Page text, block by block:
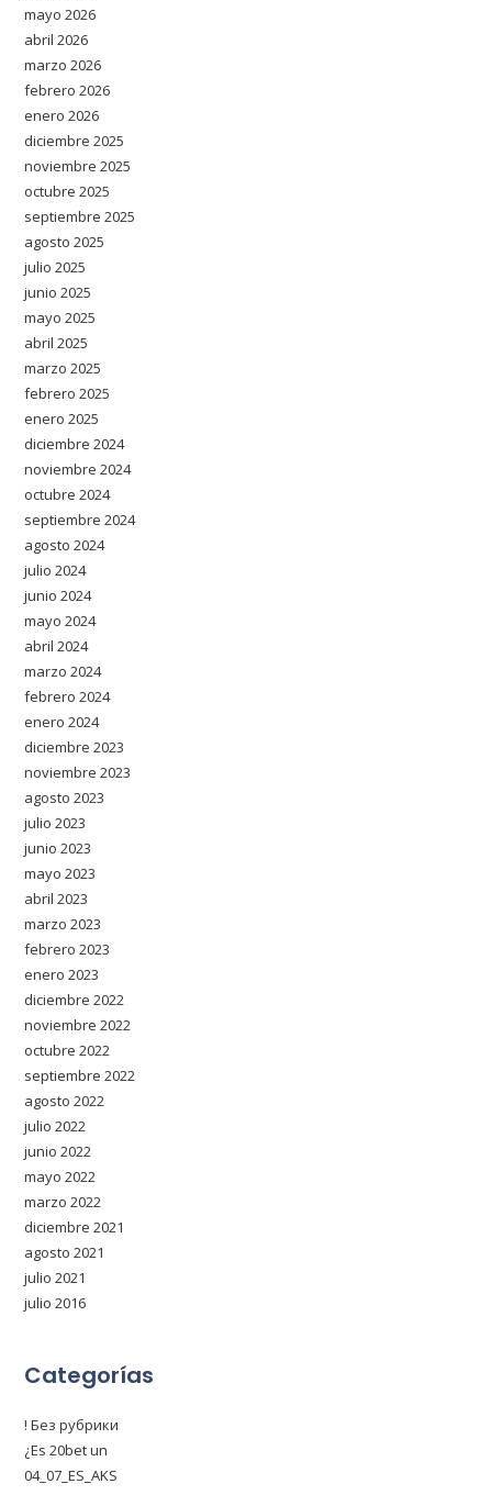
mayo 2026
abril 2026
marzo 2026
febrero 2026
enero 2026
diciembre 2025
noviembre 2025
octubre 2025
septiembre 2025
agosto 2025
julio 2025
junio 2025
mayo 2025
abril 2025
marzo 2025
febrero 2025
enero 2025
diciembre 2024
noviembre 2024
octubre 2024
septiembre 2024
agosto 2024
julio 2024
junio 2024
mayo 2024
abril 2024
marzo 2024
febrero 2024
enero 2024
diciembre 2023
noviembre 2023
agosto 2023
julio 2023
junio 2023
mayo 2023
abril 2023
marzo 2023
febrero 2023
enero 2023
diciembre 2022
noviembre 2022
octubre 2022
septiembre 2022
agosto 2022
julio 2022
junio 2022
mayo 2022
marzo 2022
diciembre 2021
agosto 2021
julio 2021
julio 2016
Categorías
! Без рубрики
¿Es 20bet un
04_07_ES_AKS